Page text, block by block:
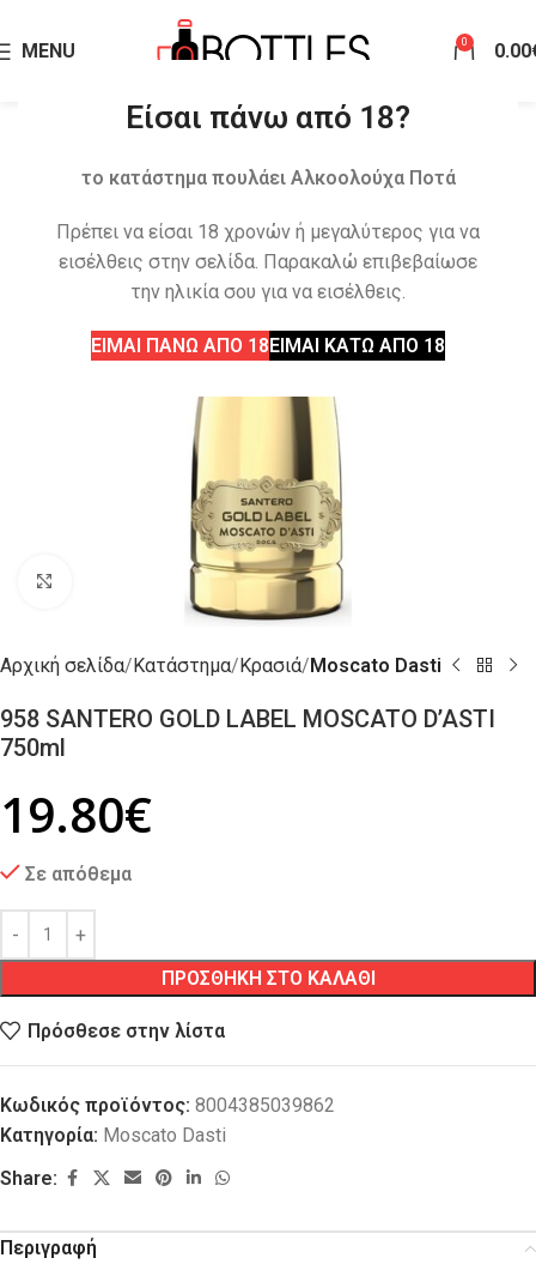
Είσαι πάνω από 18?
το κατάστημα πουλάει Αλκοολούχα Ποτά
Πρέπει να είσαι 18 χρονών ή μεγαλύτερος για να
εισέλθεις στην σελίδα. Παρακαλώ επιβεβαίωσε
την ηλικία σου για να εισέλθεις.
ΕΙΜΑΙ ΠΑΝΩ ΑΠΟ 18ΕΙΜΑΙ ΚΑΤΩ ΑΠΟ 18
MENU 0 0.00
Αρχική σελίδα Κατάστημα Κρασιά Moscato Dasti
958 SANTERO GOLD LABEL MOSCATO D’ASTI
750ml
19.80€
Σε απόθεμα
ΠΡΟΣΘΗΚΗ ΣΤΟ ΚΑΛΑΘΙ
Πρόσθεσε στην λίστα
Κωδικός προϊόντος: 8004385039862
Κατηγορία: Moscato Dasti
Share:
Περιγραφή